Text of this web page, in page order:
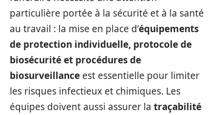
particulière portée à la sécurité et à la santé
au travail : la mise en place d’équipements
de protection individuelle, protocole de
biosécurité et procédures de
biosurveillance est essentielle pour limiter
les risques infectieux et chimiques. Les
équipes doivent aussi assurer la traçabilité